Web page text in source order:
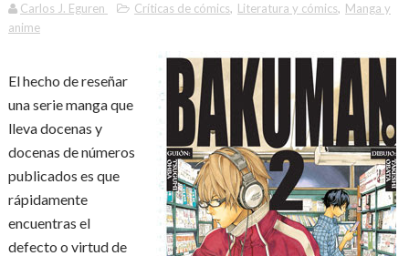
Carlos J. Eguren Críticas de cómics, Literatura y cómics, Manga y
anime
El hecho de reseñar
una serie manga que
lleva docenas y
docenas de números
publicados es que
rápidamente
encuentras el
defecto o virtud de